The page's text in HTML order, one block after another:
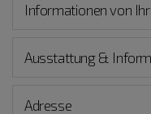
Informationen von
Ausstattung &
Adresse